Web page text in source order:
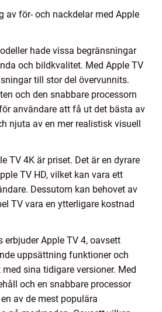
av för- och nackdelar med Apple
hade vissa begränsningar
och bildkvalitet. Med Apple TV
till stor del övervunnits.
och den snabbare processorn
användare att få ut det bästa av
njuta av en mer realistisk visuell
TV 4K är priset. Det är en dyrare
TV HD, vilket kan vara ett
Dessutom kan behovet av
TV vara en ytterligare kostnad
Apple TV 4, oavsett
uppsättning funktioner och
sina tidigare versioner. Med
och en snabbare processor
av de mest populära